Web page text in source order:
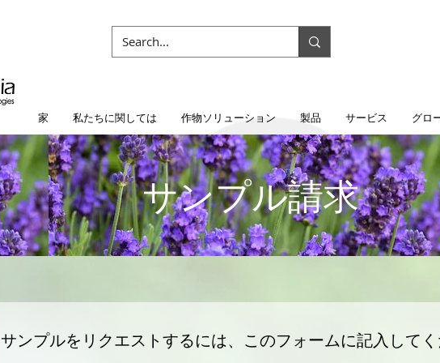
家 私たちに関しては 作物ソリューション 製品 サービス グロ
サンプル請求
サンプルをリクエストするには、このフォームに記入してく